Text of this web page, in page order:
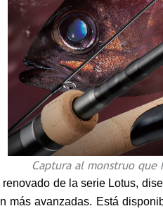
Captura al monstruo que
renovado de la serie Lotus,
más avanzadas. Está